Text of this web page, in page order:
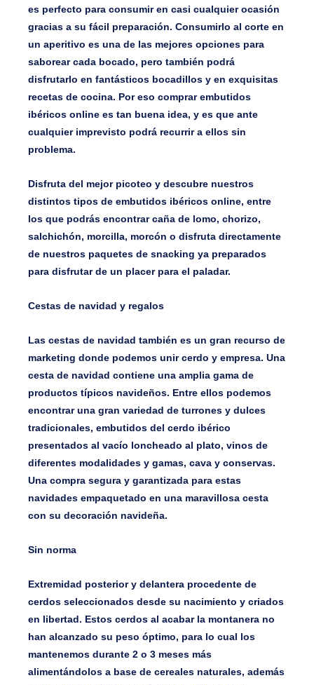
es perfecto para consumir en casi cualquier ocasión
gracias a su fácil preparación. Consumirlo al corte en
un aperitivo es una de las mejores opciones para
saborear cada bocado, pero también podrá
disfrutarlo en fantásticos bocadillos y en exquisitas
recetas de cocina. Por eso comprar embutidos
ibéricos online es tan buena idea, y es que ante
cualquier imprevisto podrá recurrir a ellos sin
problema.
Disfruta del mejor picoteo y descubre nuestros
distintos tipos de embutidos ibéricos online, entre
los que podrás encontrar caña de lomo, chorizo,
salchichón, morcilla, morcón o disfruta directamente
de nuestros paquetes de snacking ya preparados
para disfrutar de un placer para el paladar.
Cestas de navidad y regalos
Las cestas de navidad también es un gran recurso de
marketing donde podemos unir cerdo y empresa. Una
cesta de navidad contiene una amplia gama de
productos típicos navideños. Entre ellos podemos
encontrar una gran variedad de turrones y dulces
tradicionales, embutidos del cerdo ibérico
presentados al vacío loncheado al plato, vinos de
diferentes modalidades y gamas, cava y conservas.
Una compra segura y garantizada para estas
navidades empaquetado en una maravillosa cesta
con su decoración navideña.
Sin norma
Extremidad posterior y delantera procedente de
cerdos seleccionados desde su nacimiento y criados
en libertad. Estos cerdos al acabar la montanera no
han alcanzado su peso óptimo, para lo cual los
mantenemos durante 2 o 3 meses más
alimentándolos a base de cereales naturales, además